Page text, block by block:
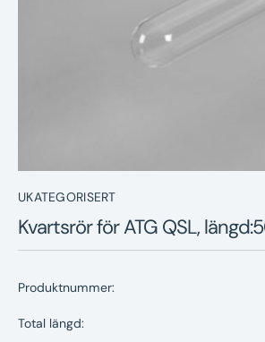
UKATEGORISERT
Kvartsrör för ATG QSL,
Produktnummer:
Total längd: